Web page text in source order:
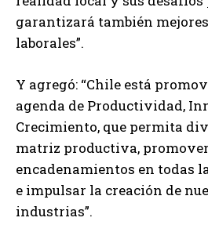
garantizará también
laborales”.
Y agregó: “Chile está
agenda de Productividad,
Crecimiento, que permita
matriz productiva,
encadenamientos en todas
e impulsar la creación de
industrias”.